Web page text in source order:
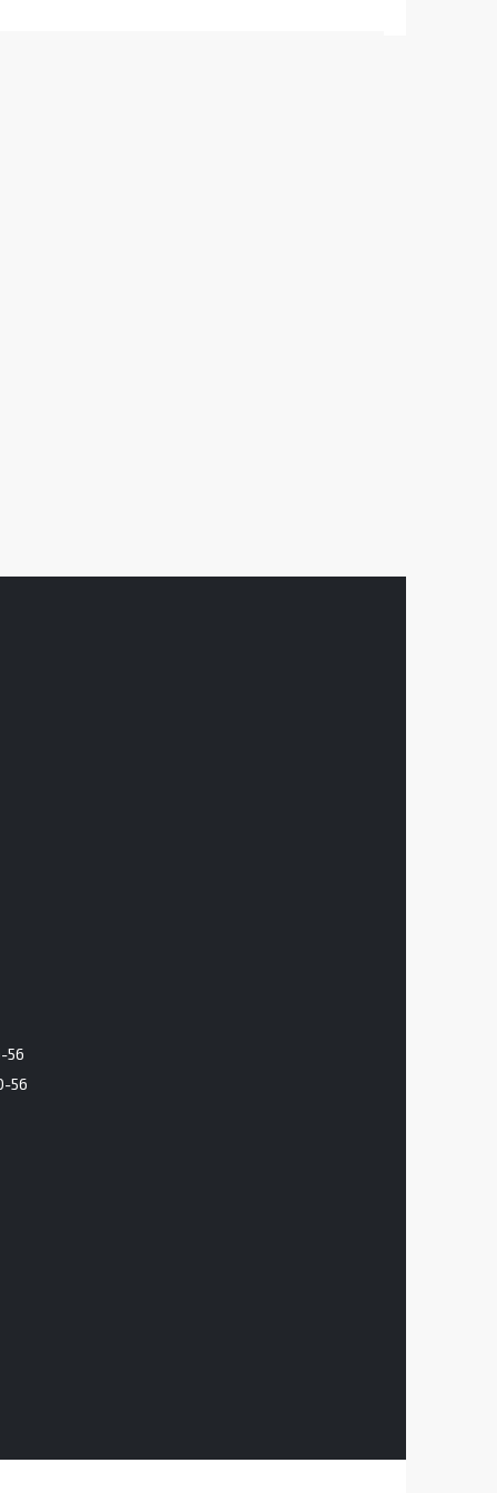
56
56